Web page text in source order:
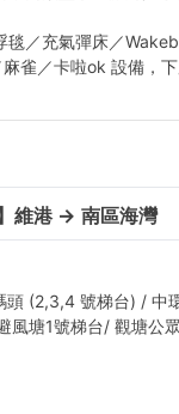
／充氣彈床／
雀／卡啦ok 設備，下
維港 → 南區海灣
頭 (2,3,4 號梯台) / 中
風塘1號梯台/ 觀塘公